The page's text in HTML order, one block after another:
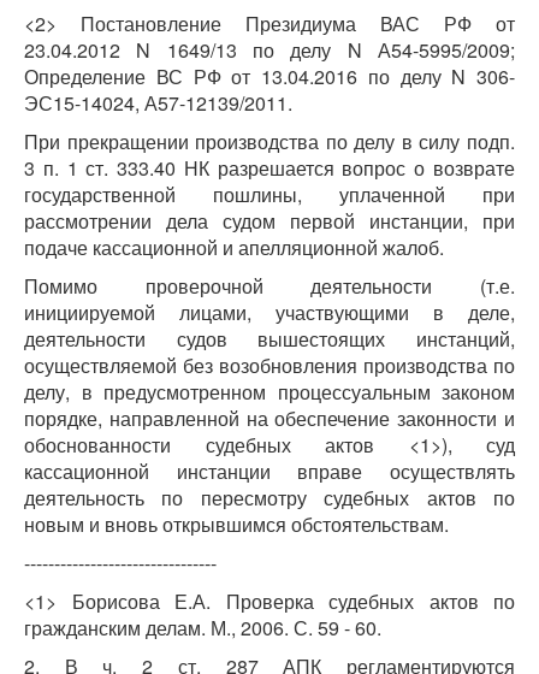
<2> Постановление Президиума ВАС РФ от
23.04.2012 N 1649/13 по делу N А54-5995/2009;
Определение ВС РФ от 13.04.2016 по делу N 306-
ЭС15-14024, А57-12139/2011.
При прекращении производства по делу в силу подп.
3 п. 1 ст. 333.40 НК разрешается вопрос о возврате
государственной пошлины, уплаченной при
рассмотрении дела судом первой инстанции, при
подаче кассационной и апелляционной жалоб.
Помимо проверочной деятельности (т.е.
инициируемой лицами, участвующими в деле,
деятельности судов вышестоящих инстанций,
осуществляемой без возобновления производства по
делу, в предусмотренном процессуальным законом
порядке, направленной на обеспечение законности и
обоснованности судебных актов <1>), суд
кассационной инстанции вправе осуществлять
деятельность по пересмотру судебных актов по
новым и вновь открывшимся обстоятельствам.
--------------------------------
<1> Борисова Е.А. Проверка судебных актов по
гражданским делам. М., 2006. С. 59 - 60.
2. В ч. 2 ст. 287 АПК регламентируются